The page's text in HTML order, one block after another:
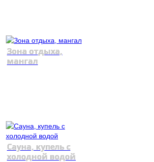
Зона отдыха,
мангал
Сауна, купель с
холодной водой